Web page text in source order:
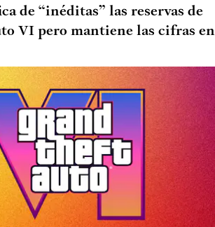
de “inéditas” las reservas de
VI pero mantiene las cifras en